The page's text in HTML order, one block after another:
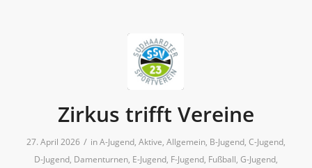
Zirkus trifft Vereine
27. April 2026 / inA-Jugend, Aktive, Allgemein, B-Jugend, C-Jugend,
D-Jugend, Damenturnen, E-Jugend, F-Jugend, Fußball, G-Jugend,